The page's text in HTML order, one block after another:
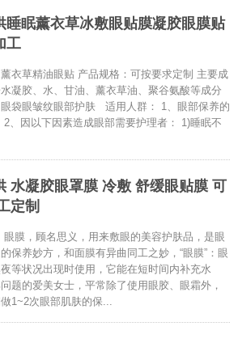
睡眠薰衣草冰敷眼贴膜凝胶眼膜贴
工
衣草精油眼贴 产品规格：可按要求定制 主要成
凝胶、水、甘油、薰衣草油、聚谷氨酸等成分
袋眼皱纹眼部护肤 适用人群： 1、眼部保养的
2、因以下因素造成眼部需要护理者： 1)睡眠不
水凝胶眼罩膜 冷敷 舒缓眼贴膜 可
定制
眼膜，顾名思义，用来敷眼的美容护肤品，是眼
保养妙方，和面膜有异曲同工之妙，“眼膜”：眼
等状况出现时使用，它能在短时间内补充水
题的爱美女士，平常除了使用眼胶、眼霜外，
1~2次眼部肌肤的保...